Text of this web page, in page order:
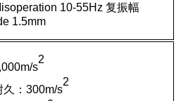
10-55Hz 复振幅
1.5mm
s
2
久：300m/s
2